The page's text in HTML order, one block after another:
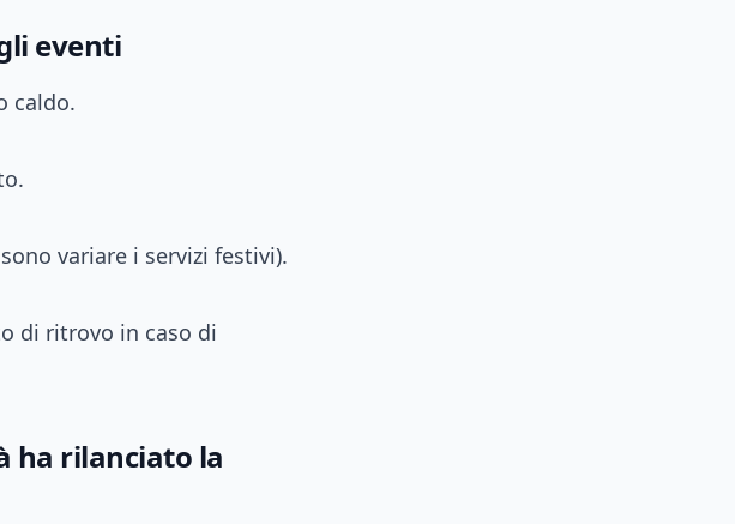
eventi
caldo.
variare i servizi festivi).
di ritrovo in caso di
ha rilanciato la